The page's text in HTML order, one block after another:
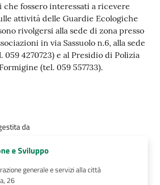
fossero interessati a ricevere
attività delle Guardie Ecologiche
rivolgersi alla sede di zona presso
in via Sassuolo n.6, alla sede
4270723) e al Presidio di Polizia
(tel. 059 557733).
da
e Sviluppo
generale e servizi alla città
26